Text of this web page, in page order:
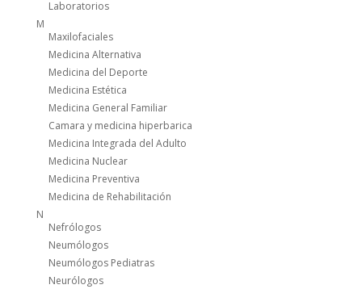
Laboratorios
M
Maxilofaciales
Medicina Alternativa
Medicina del Deporte
Medicina Estética
Medicina General Familiar
Camara y medicina hiperbarica
Medicina Integrada del Adulto
Medicina Nuclear
Medicina Preventiva
Medicina de Rehabilitación
N
Nefrólogos
Neumólogos
Neumólogos Pediatras
Neurólogos